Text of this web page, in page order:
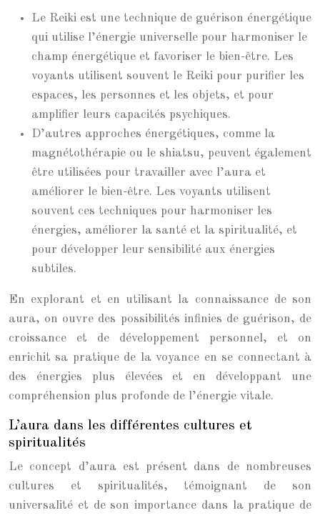
Le Reiki est une technique de guérison énergétique
qui utilise l’énergie universelle pour harmoniser le
champ énergétique et favoriser le bien-être. Les
voyants utilisent souvent le Reiki pour purifier les
espaces, les personnes et les objets, et pour
amplifier leurs capacités psychiques.
D’autres approches énergétiques, comme la
magnétothérapie ou le shiatsu, peuvent également
être utilisées pour travailler avec l’aura et
améliorer le bien-être. Les voyants utilisent
souvent ces techniques pour harmoniser les
énergies, améliorer la santé et la spiritualité, et
pour développer leur sensibilité aux énergies
subtiles.
En explorant et en utilisant la connaissance de son
aura, on ouvre des possibilités infinies de guérison, de
croissance et de développement personnel, et on
enrichit sa pratique de la voyance en se connectant à
des énergies plus élevées et en développant une
compréhension plus profonde de l’énergie vitale.
L’aura dans les différentes cultures et
spiritualités
Le concept d’aura est présent dans de nombreuses
cultures et spiritualités, témoignant de son
universalité et de son importance dans la pratique de